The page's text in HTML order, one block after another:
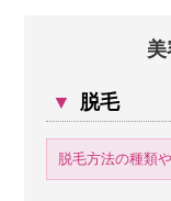
▼ 脱毛
脱毛方法の種類